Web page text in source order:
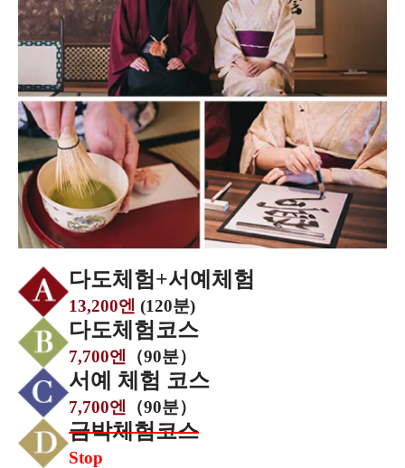
다도체험+서예체험
13,200엔 (120분)
다도체험코스
7,700엔 （90분）
서예 체험 코스
7,700엔 （90분）
금박체험코스
Stop